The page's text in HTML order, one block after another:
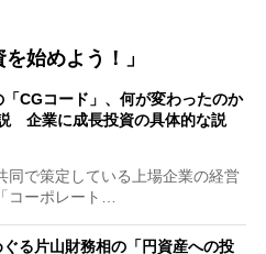
始めよう！」
CGコード」、何が変わったのか
企業に成長投資の具体的な説
で策定している上場企業の経営
コーポレート…
ぐる片山財務相の「円資産への投